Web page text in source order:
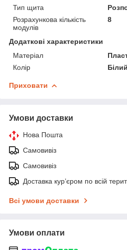
Тип щита
Розрахункова кількість
модулів
8
Додаткові характеристики
Матеріал
Колір
Білий
Приховати
Умови доставки
Нова Пошта
Самовивіз
Самовивіз
Доставка кур’єром по всій
Всі умови доставки
Умови оплати